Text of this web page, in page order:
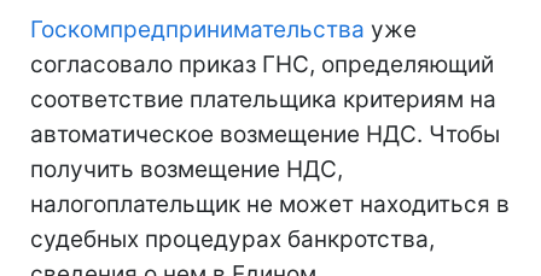
Госкомпредпринимательства уже
согласовало приказ ГНС, определяющий
соответствие плательщика критериям на
автоматическое возмещение НДС. Чтобы
получить возмещение НДС,
налогоплательщик не может находиться в
судебных процедурах банкротства,